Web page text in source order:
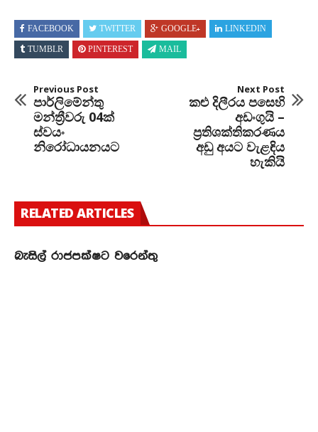
FACEBOOK TWITTER GOOGLE+ LINKEDIN
TUMBLR PINTEREST MAIL
Previous Post
පාර්ලිමේන්තු
මන්ත්‍රීවරු 04ක්
ස්වයං
නිරෝධායනයට
Next Post
කළු දිලීරය පසෙහි
අඩංගුයි –
ප්‍රතිශක්තිකරණය
අඩු අයට වැළඳිය
හැකියි
RELATED ARTICLES
බැසිල් රාජපක්ෂට වරෙන්තු